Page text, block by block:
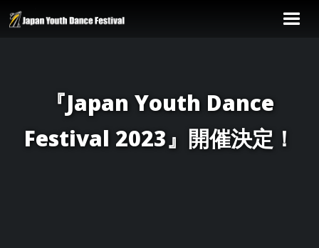
『Japan Youth Dance
Festival 2023』開催決定！